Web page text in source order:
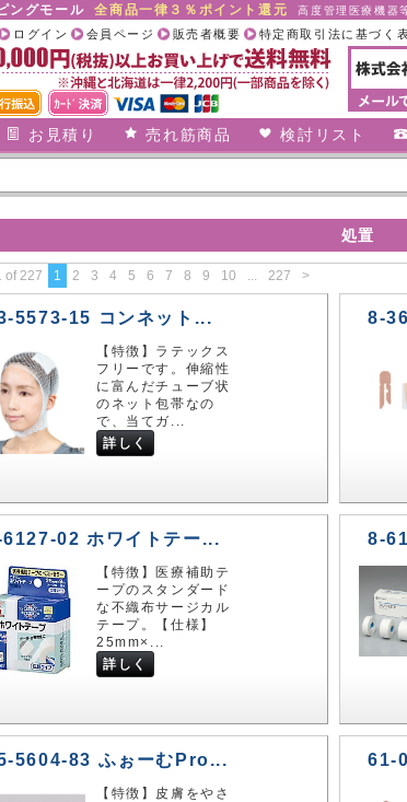
ングモール全商品一律３％ポイント還元 高度管理医療機
特定商取引法に基づく
販売者概要
会員ページ
ログイン
お見積り 売れ筋商品 検討リスト
処置
of 227 1 2 3 4 5 6 7 8 9 10 ... 227 >
5573-15 コンネット...
【特徴】ラテックス
フリーです。伸縮性
に富んだチューブ状
のネット包帯なの
で、当てガ...
詳しく
8-
02 ホワイトテー...
【特徴】医療補助テ
ープのスタンダード
な不織布サージカル
テープ。【仕様】
25mm×...
詳しく
8-
5604-83 ふぉーむPro...
【特徴】皮膚をやさ
61-